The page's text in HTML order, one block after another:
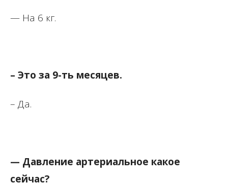
— На 6 кг.
– Это за 9-ть месяцев.
– Да.
— Давление артериальное какое
сейчас?